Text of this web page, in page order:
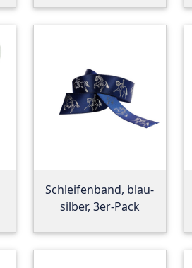
Schleifenband, blau-
silber, 3er-Pack